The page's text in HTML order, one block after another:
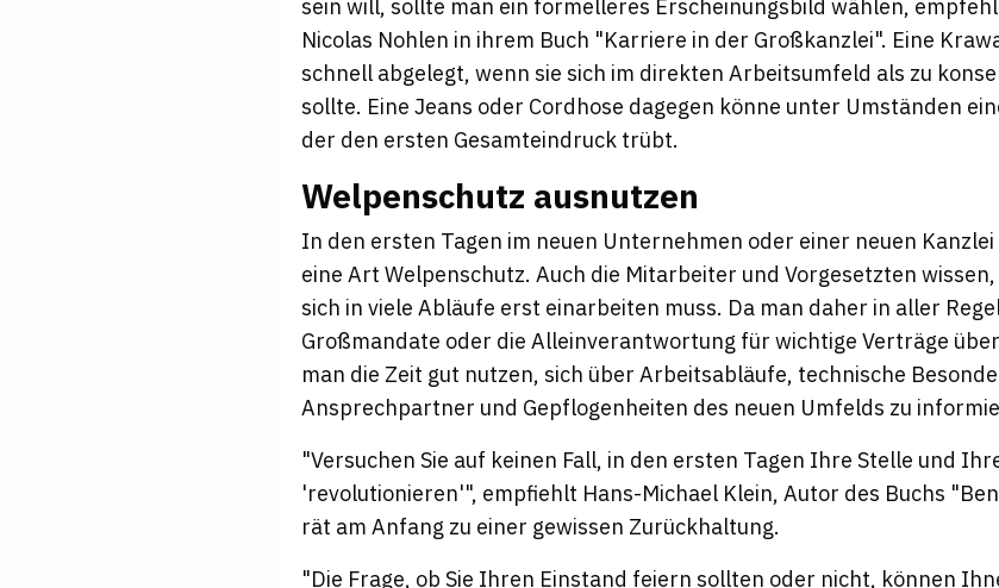
sein will, sollte man ein formelleres Erscheinungsbild wählen,
Nicolas Nohlen in ihrem Buch "Karriere in der Großkanzlei". Eine
schnell abgelegt, wenn sie sich im direkten Arbeitsumfeld als zu
sollte. Eine Jeans oder Cordhose dagegen könne unter Umständen
der den ersten Gesamteindruck trübt.
Welpenschutz ausnutzen
In den ersten Tagen im neuen Unternehmen oder einer neuen
eine Art Welpenschutz. Auch die Mitarbeiter und Vorgesetzten
sich in viele Abläufe erst einarbeiten muss. Da man daher in aller
Großmandate oder die Alleinverantwortung für wichtige Verträge
man die Zeit gut nutzen, sich über Arbeitsabläufe, technische
Ansprechpartner und Gepflogenheiten des neuen Umfelds zu
"Versuchen Sie auf keinen Fall, in den ersten Tagen Ihre Stelle und
'revolutionieren'", empfiehlt Hans-Michael Klein, Autor des Buchs
rät am Anfang zu einer gewissen Zurückhaltung.
"Die Frage, ob Sie Ihren Einstand feiern sollten oder nicht, können